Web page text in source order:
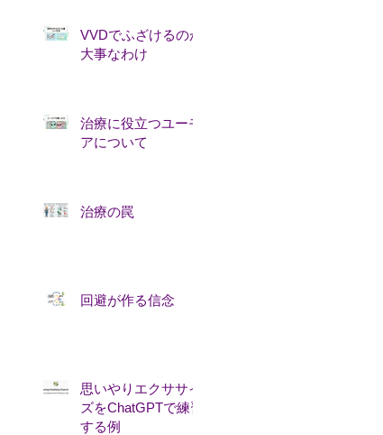
VVDでふざけるのが
大事なわけ
治療に役立つユーモ
アについて
治療の罠
回避が作る信念
思いやりエクササイ
ズをChatGPTで練習
する例